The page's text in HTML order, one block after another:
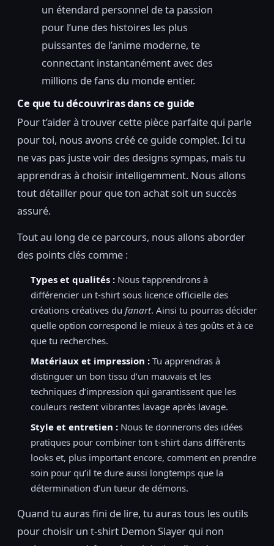
un étendard personnel de ta passion
pour l’une des histoires les plus
puissantes de l’anime moderne, te
connectant instantanément avec des
millions de fans du monde entier.
Ce que tu découvriras dans ce guide
Pour t’aider à trouver cette pièce parfaite qui parle
pour toi, nous avons créé ce guide complet. Ici tu
ne vas pas juste voir des designs sympas, mais tu
apprendras à choisir intelligemment. Nous allons
tout détailler pour que ton achat soit un succès
assuré.
Tout au long de ce parcours, nous allons aborder
des points clés comme :
Types et qualités : Nous t’apprendrons à
différencier un t-shirt sous licence officielle des
créations créatives du fanart. Ainsi tu pourras décider
quelle option correspond le mieux à tes goûts et à ce
que tu recherches.
Matériaux et impression : Tu apprendras à
distinguer un bon tissu d’un mauvais et les
techniques d’impression qui garantissent que les
couleurs restent vibrantes lavage après lavage.
Style et entretien : Nous te donnerons des idées
pratiques pour combiner ton t-shirt dans différents
looks et, plus important encore, comment en prendre
soin pour qu’il te dure aussi longtemps que la
détermination d’un tueur de démons.
Quand tu auras fini de lire, tu auras tous les outils
pour choisir un t-shirt Demon Slayer qui non